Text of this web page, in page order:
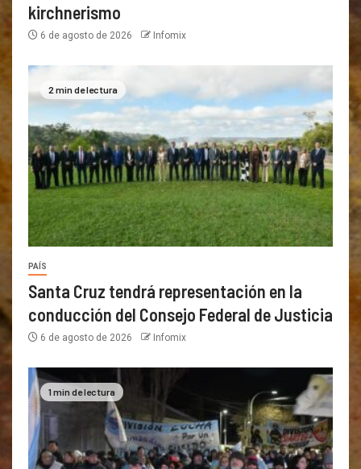
kirchnerismo
6 de agosto de 2026 Infomix
2 min de lectura
PAÍS
Santa Cruz tendrá representación en la
conducción del Consejo Federal de Justicia
6 de agosto de 2026 Infomix
1 min de lectura